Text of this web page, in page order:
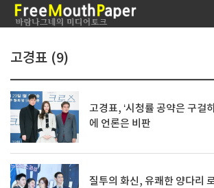
고경표 (9)
고경표, ‘시청률 공약은 구걸
에 언론은 비판
질투의 화신, 유쾌한 양다리